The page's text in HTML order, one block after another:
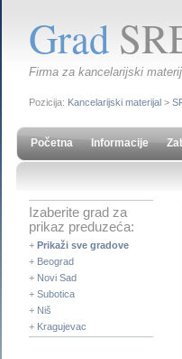
Grad
Firma za kancelarijski
Pozicija: Kancelarijski materijal >
Početna Informacije
Izaberite grad za
prikaz preduzeća:
+ Prikaži sve gradove
+ Beograd
+ Novi Sad
+ Subotica
+ Niš
+ Kragujevac